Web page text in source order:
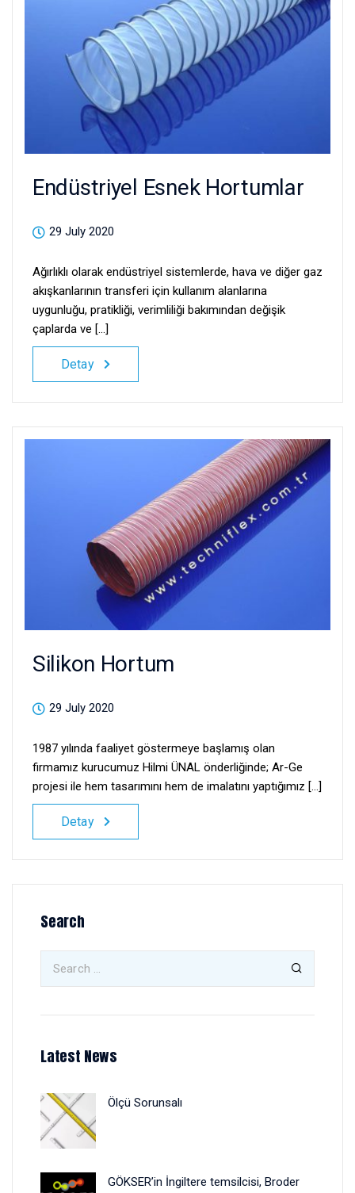
Endüstriyel Esnek Hortumlar
29 July 2020
Ağırlıklı olarak endüstriyel sistemlerde, hava ve diğer gaz
akışkanlarının transferi için kullanım alanlarına
uygunluğu, pratikliği, verimliliği bakımından değişik
çaplarda ve [...]
Detay
Silikon Hortum
29 July 2020
1987 yılında faaliyet göstermeye başlamış olan
firmamız kurucumuz Hilmi ÜNAL önderliğinde; Ar-Ge
projesi ile hem tasarımını hem de imalatını yaptığımız [...]
Detay
Search
Latest News
Ölçü Sorunsalı
GÖKSER’in İngiltere temsilcisi, Broder